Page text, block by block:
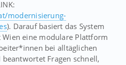
modernisierung-
). Darauf basiert das System
eine modulare Plattform
bei alltäglichen
Fragen schnell,